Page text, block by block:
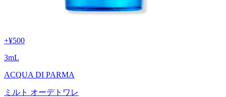
+¥500
3mL
ACQUA DI PARMA
ミルト オーデトワレ